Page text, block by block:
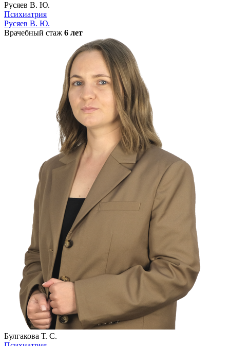
Русяев В. Ю.
Психиатрия
Русяев В. Ю.
Врачебный стаж 6 лет
Булгакова Т. С.